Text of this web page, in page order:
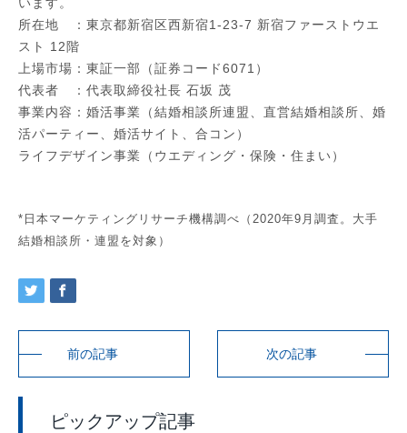
います。
所在地 ：東京都新宿区西新宿1-23-7 新宿ファーストウエ
スト 12階
上場市場：東証一部（証券コード6071）
代表者 ：代表取締役社長 石坂 茂
事業内容：婚活事業（結婚相談所連盟、直営結婚相談所、婚
活パーティー、婚活サイト、合コン）
ライフデザイン事業（ウエディング・保険・住まい）
*日本マーケティングリサーチ機構調べ（2020年9月調査。大手
結婚相談所・連盟を対象）
前の記事 次の記事
ピックアップ記事